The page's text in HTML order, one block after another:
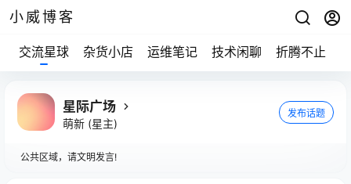
小威博客
交流星球 杂货小店 运维笔记 技术闲聊 折腾不止
星际广场
萌新 (星主)
发布话题
公共区域，请文明发言!